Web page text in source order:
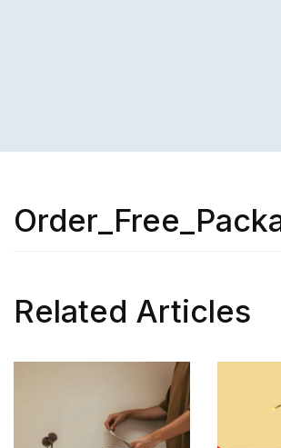
Related Articles